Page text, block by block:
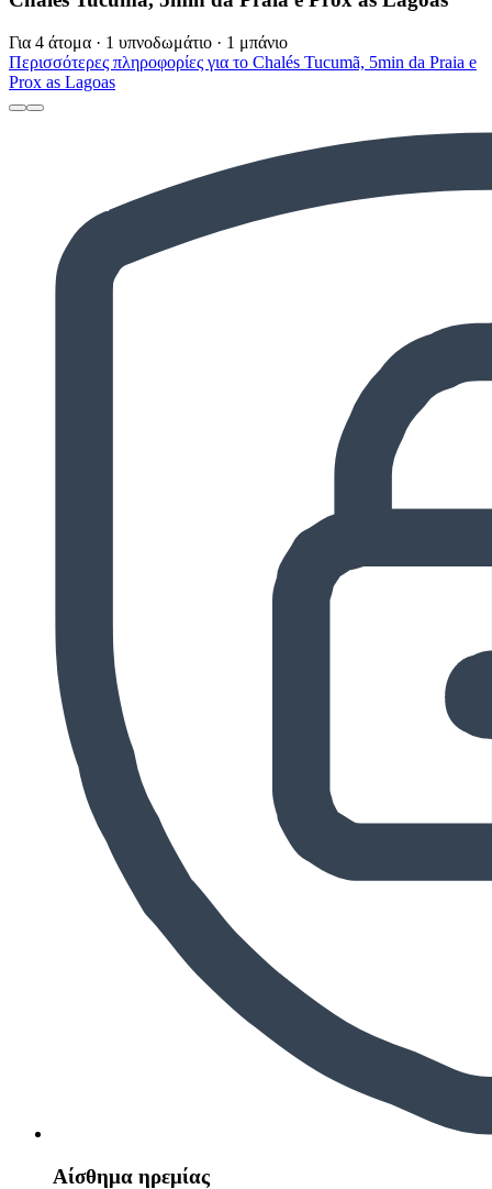
Για 4 άτομα · 1 υπνοδωμάτιο · 1 μπάνιο
Περισσότερες πληροφορίες για το Chalés Tucumã, 5min da Praia e
Prox as Lagoas
Αίσθημα ηρεμίας